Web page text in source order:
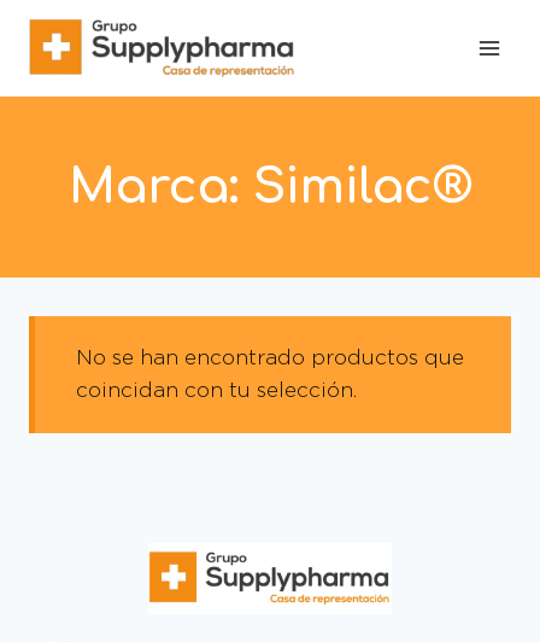
Marca: Similac®
No se han encontrado productos que
coincidan con tu selección.